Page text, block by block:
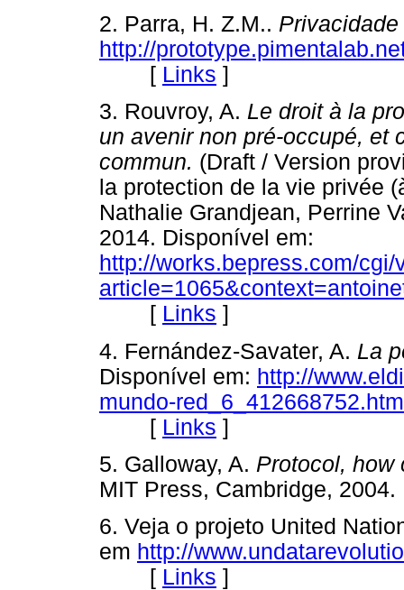
2. Parra, H. Z.M..
http://
[ Links ]
3. Rouvroy, A. Le droit à la
un avenir non pré-occupé, et
commun. (Draft / Version
la protection de la vie privée
Nathalie Grandjean, Perrine
2014. Disponível em:
http://works.bepress.com/
[ Links ]
4. Fernández-Savater, A. La
Disponível em: http://
mundo-
[ Links ]
5. Galloway, A. Protocol, how
MIT Press, Cambridge,
6. Veja o projeto United
em http://
[ Links ]